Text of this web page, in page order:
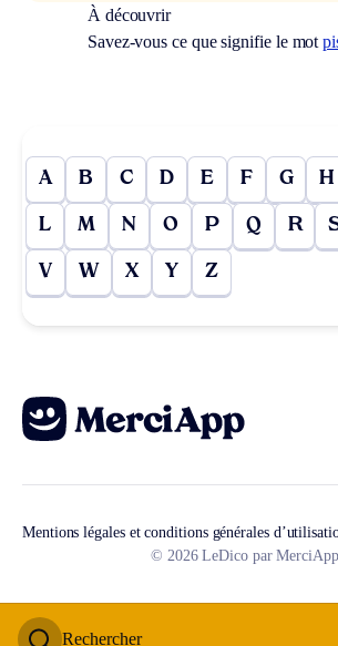
Rechercher
À découvrir
Savez-vous ce que signifie le mot
A B C D E F G H
L M N O P Q R
V W X Y Z
Mentions légales et conditions générales
© 2026 LeDico par